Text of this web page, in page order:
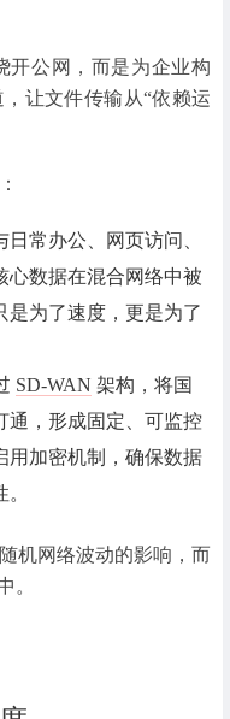
开公网，而是为企业构
让文件传输从“依赖运
常办公、网页访问、
心数据在混合网络中被
是为了速度，更是为了
SD-WAN 架构，将国
通，形成固定、可监控
用加密机制，确保数据
机网络波动的影响，而
。